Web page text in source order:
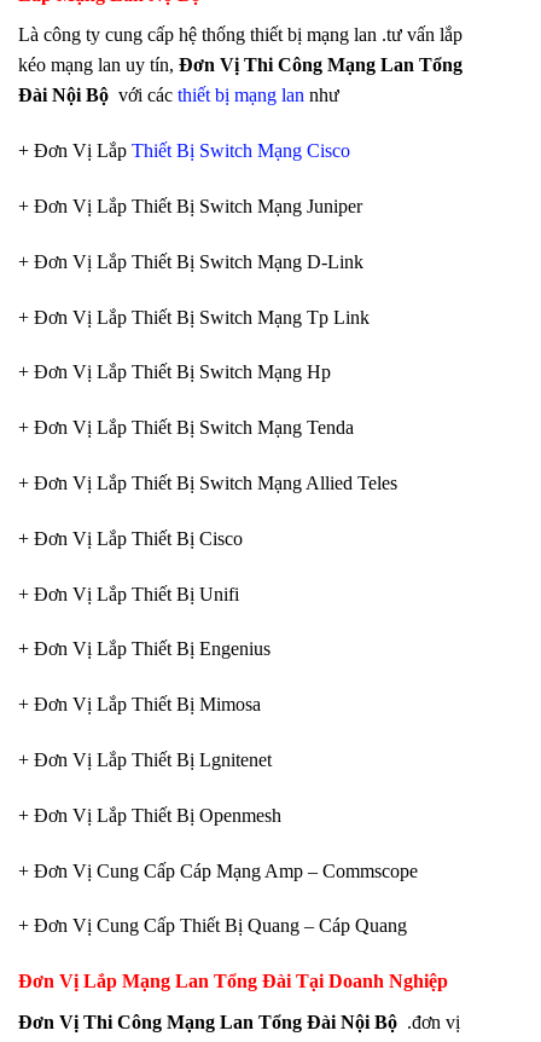
Là công ty cung cấp hệ thống thiết bị mạng lan .tư vấn lắp
kéo mạng lan uy tín, Đơn Vị Thi Công Mạng Lan Tổng
Đài Nội Bộ với các thiết bị mạng lan như
+ Đơn Vị Lắp Thiết Bị Switch Mạng Cisco
+ Đơn Vị Lắp Thiết Bị Switch Mạng Juniper
+ Đơn Vị Lắp Thiết Bị Switch Mạng D-Link
+ Đơn Vị Lắp Thiết Bị Switch Mạng Tp Link
+ Đơn Vị Lắp Thiết Bị Switch Mạng Hp
+ Đơn Vị Lắp Thiết Bị Switch Mạng Tenda
+ Đơn Vị Lắp Thiết Bị Switch Mạng Allied Teles
+ Đơn Vị Lắp Thiết Bị Cisco
+ Đơn Vị Lắp Thiết Bị Unifi
+ Đơn Vị Lắp Thiết Bị Engenius
+ Đơn Vị Lắp Thiết Bị Mimosa
+ Đơn Vị Lắp Thiết Bị Lgnitenet
+ Đơn Vị Lắp Thiết Bị Openmesh
+ Đơn Vị Cung Cấp Cáp Mạng Amp – Commscope
+ Đơn Vị Cung Cấp Thiết Bị Quang – Cáp Quang
Đơn Vị Lắp Mạng Lan Tổng Đài Tại Doanh Nghiệp
Đơn Vị Thi Công Mạng Lan Tổng Đài Nội Bộ .đơn vị